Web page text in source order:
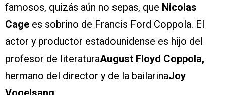
famosos, quizás aún no sepas, que Nicolas
Cage es sobrino de Francis Ford Coppola. El
actor y productor estadounidense es hijo del
profesor de literaturaAugust Floyd Coppola,
hermano del director y de la bailarinaJoy